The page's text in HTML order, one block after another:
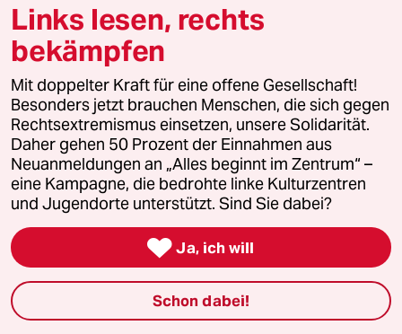
28.10.2018,13:12 Uhr
"Die entscheidenden Fragen klären sich
jedenfalls nicht zwischen „links“ vs. „rechts“,
weil auch das Problem in der digitalen
Arbeitswelt nicht mehr die Ausbeutung von
Menschen ist, sondern ihre
Bedeutungslosigkeit. Die gesellschaftliche
Konfrontation verläuft zwischen liberal und
illiberal und die politische in letzter
Konsequenz zwischen real und irreal."
Ach so die Ausbeutung ist mit der digitalen
Arbeitswelt verschwunden, wie zauberhaft. Der
digitale Kapitalismus basiert also auf
gerechter Bezahlung und geringen
Lohnunterschieden, hört, hört. Herr Unfried
Links lesen, rechts
bekämpfen
Mit doppelter Kraft für eine offene Gesellschaft!
Besonders jetzt brauchen Menschen, die sich gegen
Rechtsextremismus einsetzen, unsere Solidarität.
Daher gehen 50 Prozent der Einnahmen aus
Neuanmeldungen an „Alles beginnt im Zentrum“ –
eine Kampagne, die bedrohte linke Kulturzentren
und Jugendorte unterstützt. Sind Sie dabei?
 Ja, ich will
Schon dabei!